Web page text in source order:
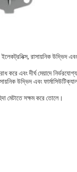
রাসায়নিক উদ্ভিদ
এবং দীর্ঘ মেয়াদে
উদ্ভিদ এবং
মেটাতে সক্ষম করে তোলে।